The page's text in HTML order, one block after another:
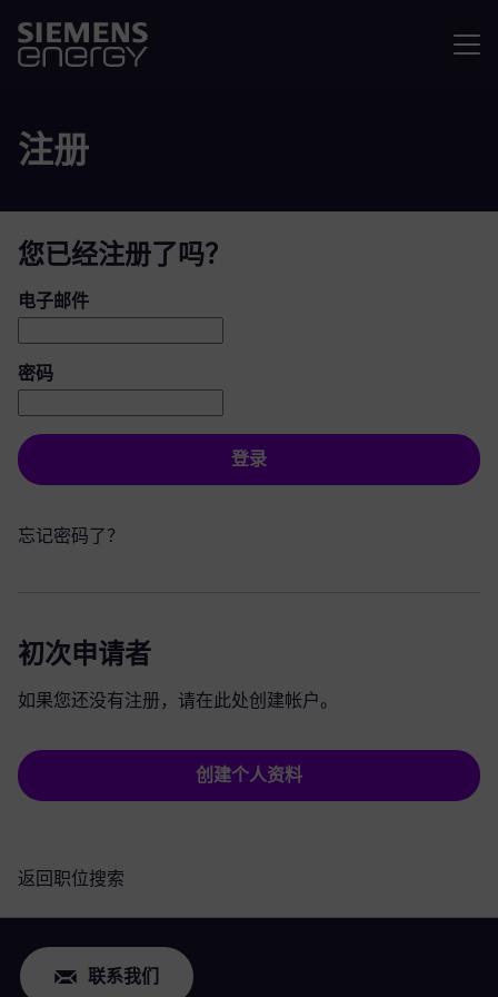
注册
您已经注册了吗？
登录：用户和密码
电子邮件
密码
登录
忘记密码了？
初次申请者
如果您还没有注册，请在此处创建帐户。
创建个人资料
返回职位搜索
联系我们